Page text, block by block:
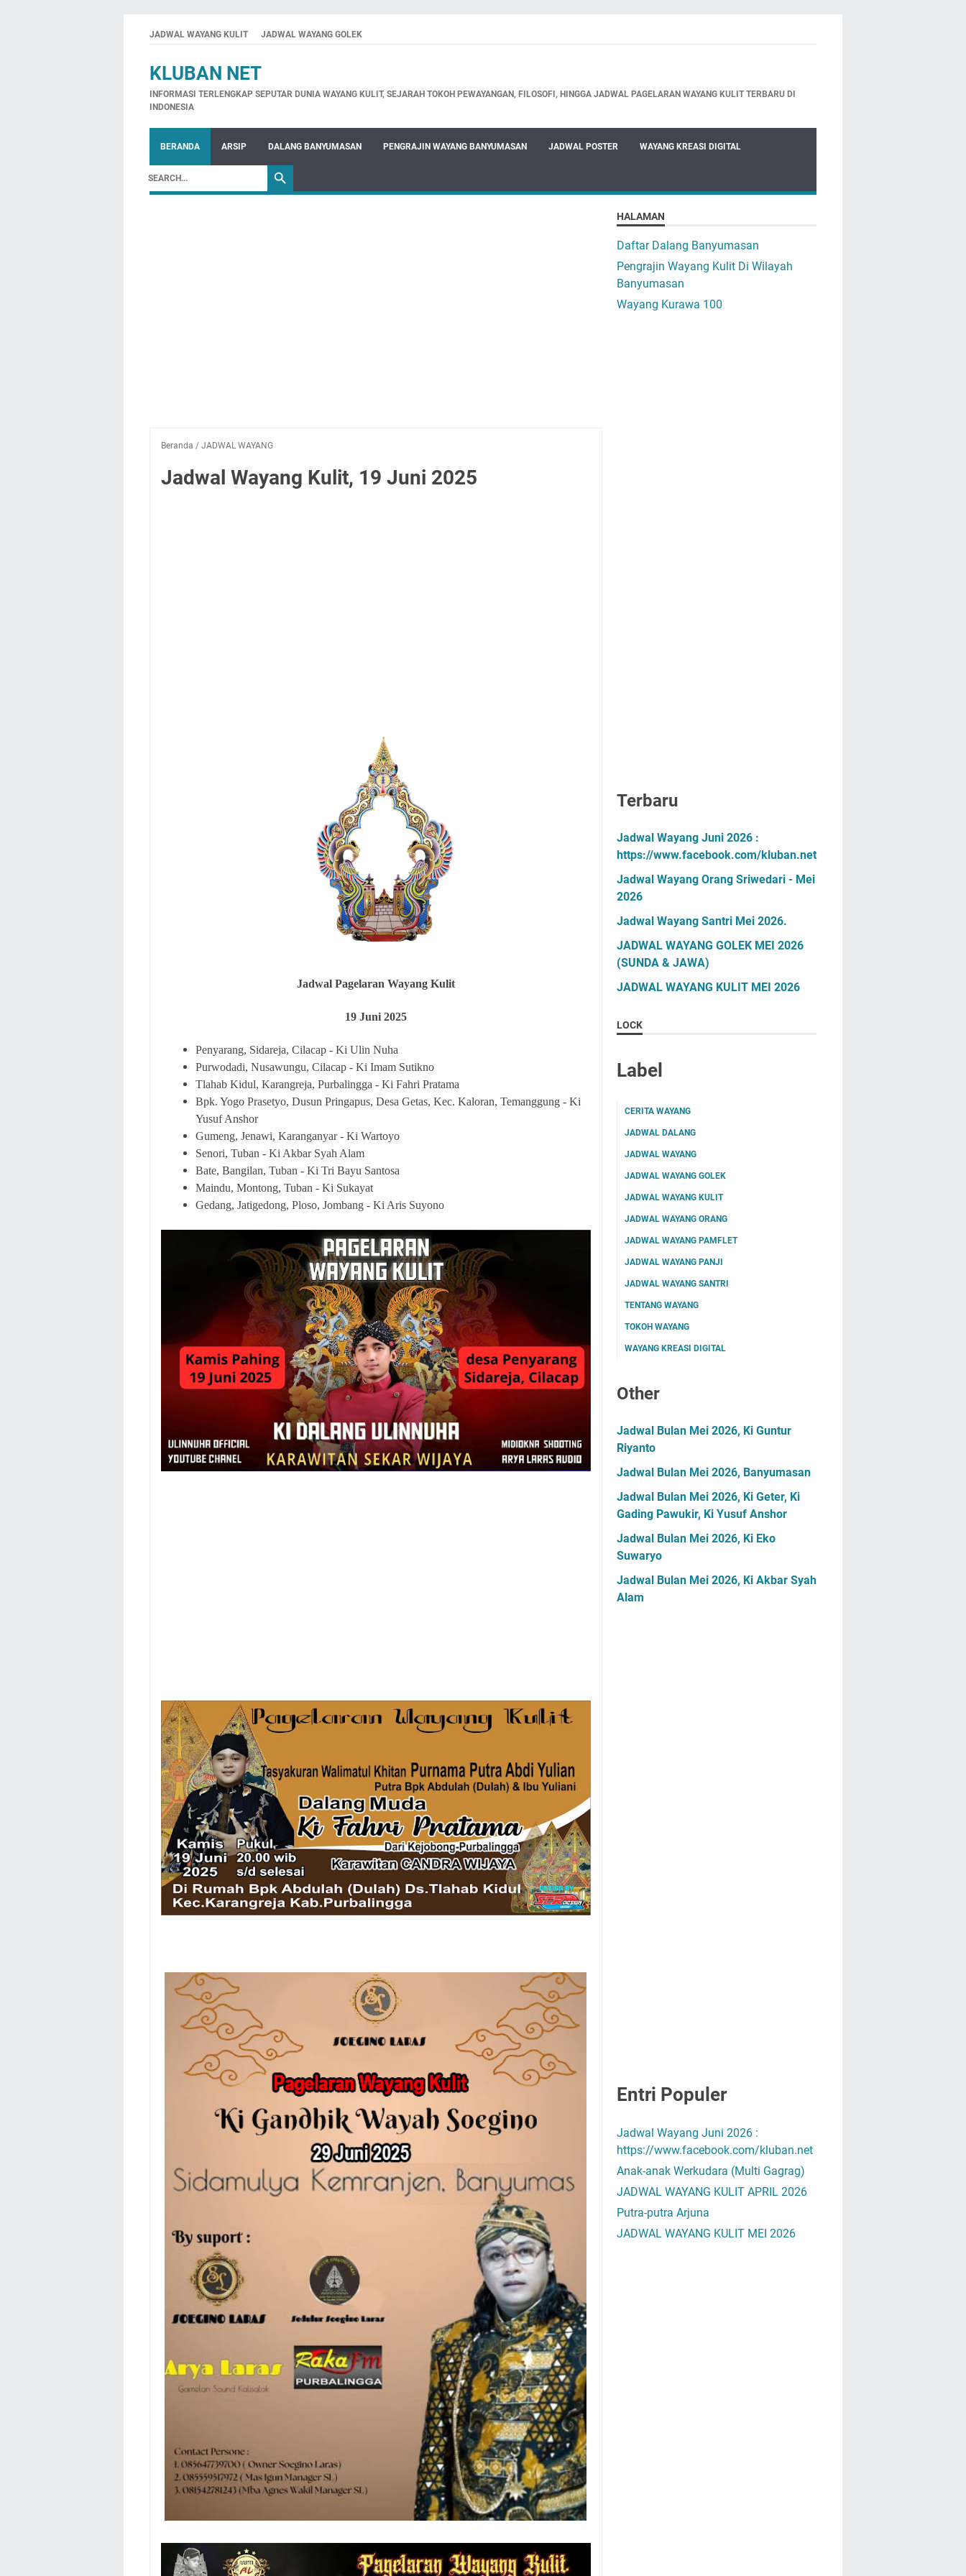
JADWAL WAYANG KULIT JADWAL WAYANG GOLEK
KLUBAN NET
INFORMASI TERLENGKAP SEPUTAR DUNIA WAYANG KULIT, SEJARAH TOKOH PEWAYANGAN, FILOSOFI, HINGGA JADWAL PAGELARAN WAYANG KULIT TERBARU DI
INDONESIA
BERANDA ARSIP DALANG BANYUMASAN PENGRAJIN WAYANG BANYUMASAN JADWAL POSTER WAYANG KREASI DIGITAL
Beranda / JADWAL WAYANG
Jadwal Wayang Kulit, 19 Juni 2025
Jadwal Pagelaran Wayang Kulit
19 Juni 2025
Penyarang, Sidareja, Cilacap - Ki Ulin Nuha
Purwodadi, Nusawungu, Cilacap - Ki Imam Sutikno
Tlahab Kidul, Karangreja, Purbalingga - Ki Fahri Pratama
Bpk. Yogo Prasetyo, Dusun Pringapus, Desa Getas, Kec. Kaloran, Temanggung - Ki
Yusuf Anshor
Gumeng, Jenawi, Karanganyar - Ki Wartoyo
Senori, Tuban - Ki Akbar Syah Alam
Bate, Bangilan, Tuban - Ki Tri Bayu Santosa
Maindu, Montong, Tuban - Ki Sukayat
Gedang, Jatigedong, Ploso, Jombang - Ki Aris Suyono
HALAMAN
Daftar Dalang Banyumasan
Pengrajin Wayang Kulit Di Wilayah
Banyumasan
Wayang Kurawa 100
Terbaru
Jadwal Wayang Juni 2026 :
https://www.facebook.com/kluban.net
Jadwal Wayang Orang Sriwedari - Mei
2026
Jadwal Wayang Santri Mei 2026.
JADWAL WAYANG GOLEK MEI 2026
(SUNDA & JAWA)
JADWAL WAYANG KULIT MEI 2026
LOCK
Label
CERITA WAYANG
JADWAL DALANG
JADWAL WAYANG
JADWAL WAYANG GOLEK
JADWAL WAYANG KULIT
JADWAL WAYANG ORANG
JADWAL WAYANG PAMFLET
JADWAL WAYANG PANJI
JADWAL WAYANG SANTRI
TENTANG WAYANG
TOKOH WAYANG
WAYANG KREASI DIGITAL
Other
Jadwal Bulan Mei 2026, Ki Guntur
Riyanto
Jadwal Bulan Mei 2026, Banyumasan
Jadwal Bulan Mei 2026, Ki Geter, Ki
Gading Pawukir, Ki Yusuf Anshor
Jadwal Bulan Mei 2026, Ki Eko
Suwaryo
Jadwal Bulan Mei 2026, Ki Akbar Syah
Alam
Entri Populer
Jadwal Wayang Juni 2026 :
https://www.facebook.com/kluban.net
Anak-anak Werkudara (Multi Gagrag)
JADWAL WAYANG KULIT APRIL 2026
Putra-putra Arjuna
JADWAL WAYANG KULIT MEI 2026